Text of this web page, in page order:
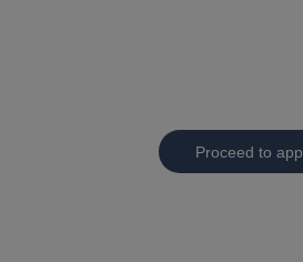
Proceed to app